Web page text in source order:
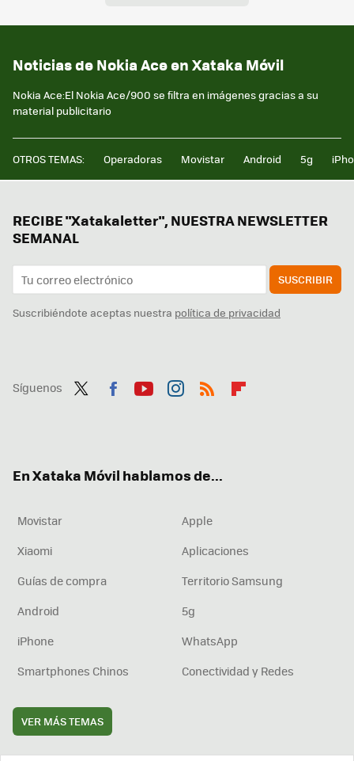
Noticias de Nokia Ace en Xataka Móvil
Nokia Ace:El Nokia Ace/900 se filtra en imágenes gracias a su
material publicitario
OTROS TEMAS: Operadoras Movistar Android 5g
RECIBE "Xatakaletter", NUESTRA NEWSLETTER
SEMANAL
SUSCRIBIR
Suscribiéndote aceptas nuestra política de privacidad
Síguenos
En Xataka Móvil hablamos de...
Movistar
Apple
Xiaomi
Aplicaciones
Guías de compra
Territorio Samsung
Android
5g
iPhone
WhatsApp
Smartphones Chinos
Conectividad y Redes
VER MÁS TEMAS